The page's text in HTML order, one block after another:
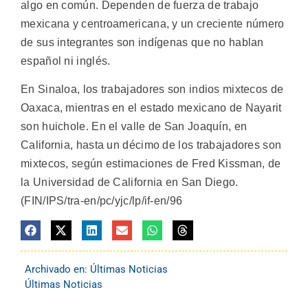
algo en común. Dependen de fuerza de trabajo
mexicana y centroamericana, y un creciente número
de sus integrantes son indígenas que no hablan
español ni inglés.
En Sinaloa, los trabajadores son indios mixtecos de
Oaxaca, mientras en el estado mexicano de Nayarit
son huichole. En el valle de San Joaquín, en
California, hasta un décimo de los trabajadores son
mixtecos, según estimaciones de Fred Kissman, de
la Universidad de California en San Diego.
(FIN/IPS/tra-en/pc/yjc/lp/if-en/96
Archivado en: Últimas Noticias
Últimas Noticias